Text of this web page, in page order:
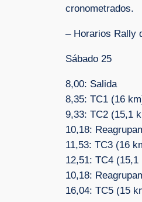
cronometrados.
– Horarios Rally
Sábado 25
8,00: Salida
8,35: TC1 (16
9,33: TC2 (15,1
10,18:
11,53: TC3 (16
12,51: TC4 (15,1
10,18:
16,04: TC5 (15